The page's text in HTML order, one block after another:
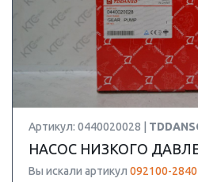
Артикул: 0440020028 |
НАСОС НИЗКОГО
Вы искали артикул 092100-2840